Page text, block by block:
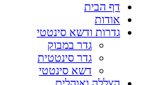
דף הבית
אודות
גדרות ודשא סינטטי
גדר במבוק
גדר סינטטית
דשא סינטטי